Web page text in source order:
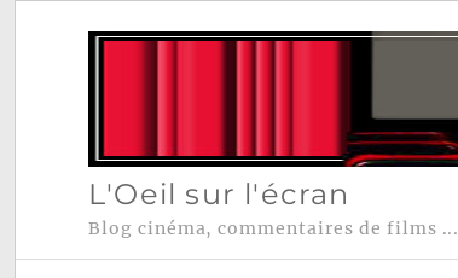
L'Oeil sur l'écran
Blog cinéma, commentaires de films ...